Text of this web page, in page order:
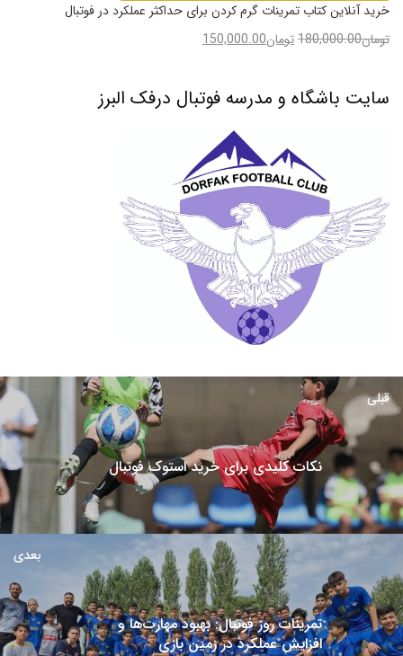
خرید آنلاین کتاب تمرینات گرم کردن برای حداکثر عملکرد در فوتبال
تومان180,000.00تومان150,000.00
سایت باشگاه و مدرسه فوتبال درفک البرز
قبلی
نکات کلیدی برای خرید استوک فوتبال
بعدی
تمرینات روز فوتبال: بهبود مهارت‌ها و
افزایش عملکرد در زمین بازی